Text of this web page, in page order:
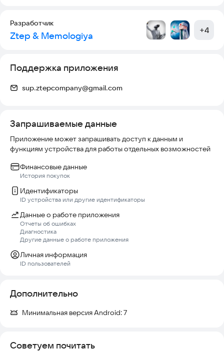
• Смешной FPS с героями и приколами
• Легкая и весёлая игра без сложных правил
СКЕБОБОМ!
⸻
Разработчик
Ztep & Memologiya +4
Поддержка приложения
sup.ztepcompany@gmail.com
Запрашиваемые данные
Приложение может запрашивать доступ к данным и
функциям устройства для работы отдельных возможностей
Финансовые данные
История покупок
Идентификаторы
ID устройства или другие идентификаторы
Данные о работе приложения
Отчеты об ошибках
Диагностика
Другие данные о работе приложения
Личная информация
ID пользователей
Дополнительно
Минимальная версия Android:7
Советуем почитать